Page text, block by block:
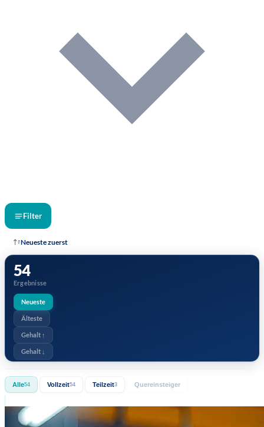
Filter
Neueste zuerst
54
Ergebnisse
Neueste
Älteste
Gehalt ↑
Gehalt ↓
Alle54 Vollzeit54 Teilzeit3 Quereinsteiger